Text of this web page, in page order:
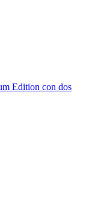
Edition con dos